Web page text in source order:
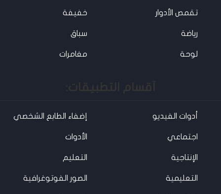
تقمص الأدوار خفيفة
رياضة سباق
لوحة مغامرات
أدوات الفيديو إضفاء الطابع الشخصي
اجتماعي الأدوات
الإنتاجية التعليم
التعليمية الصور الفوتوغرافية